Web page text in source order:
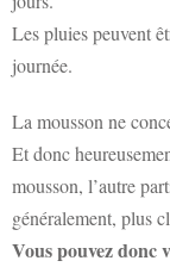
Les pluies peuvent
journée.
La mousson ne
Et donc
mousson, l’autre
généralement, plus
Vous pouvez donc